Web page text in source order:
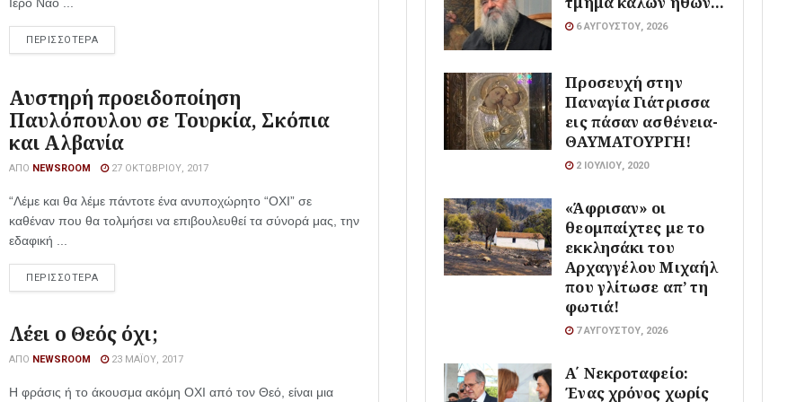
ΠΕΡΙΣΣΟΤΕΡΑ
Αυστηρή προειδοποίηση
Παυλόπουλου σε Τουρκία, Σκόπια
και Αλβανία
ΑΠΌ NEWSROOM 27 ΟΚΤΩΒΡΊΟΥ, 2017
“Λέμε και θα λέμε πάντοτε ένα ανυποχώρητο “ΟΧΙ” σε
καθέναν που θα τολμήσει να επιβουλευθεί τα σύνορά μας, την
εδαφική ...
ΠΕΡΙΣΣΟΤΕΡΑ
Λέει ο Θεός όχι;
ΑΠΌ NEWSROOM 23 ΜΑΪ́ΟΥ, 2017
Η φράσις ή το άκουσμα ακόμη ΟΧΙ από τον Θεό, είναι μια
6 ΑΥΓΟΎΣΤΟΥ, 2026
Προσευχή στην
Παναγία Γιάτρισσα
εις πάσαν ασθένεια-
ΘΑΥΜΑΤΟΥΡΓΗ!
2 ΙΟΥΛΊΟΥ, 2020
«Άφρισαν» οι
θεομπαίχτες με το
εκκλησάκι του
Αρχαγγέλου Μιχαήλ
που γλίτωσε απ’ τη
φωτιά!
7 ΑΥΓΟΎΣΤΟΥ, 2026
Α΄ Νεκροταφείο:
Ένας χρόνος χωρίς